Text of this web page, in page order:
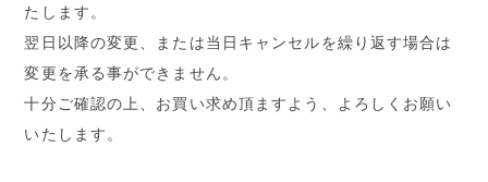
たします。
翌日以降の変更、または当日キャンセルを繰り返す場合は
変更を承る事ができません。
十分ご確認の上、お買い求め頂ますよう、よろしくお願い
いたします。